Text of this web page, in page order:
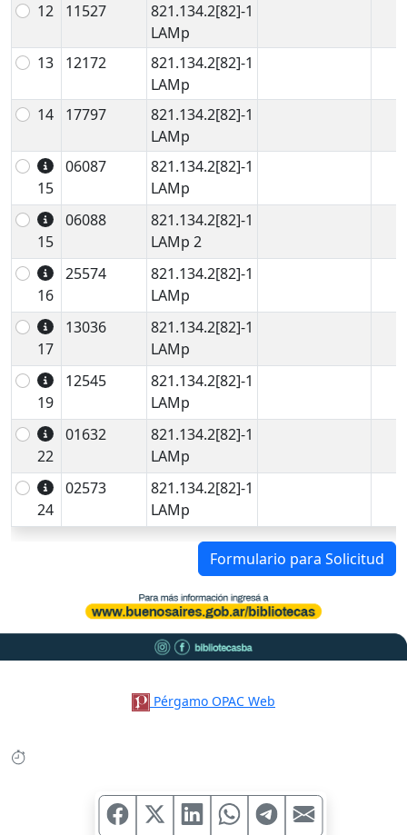
12
11527
821.134.2[82]-1
LAMp
13
12172
821.134.2[82]-1
LAMp
14
17797
821.134.2[82]-1
LAMp
15
06087
821.134.2[82]-1
LAMp
15
06088
821.134.2[82]-1
LAMp 2
16
25574
821.134.2[82]-1
LAMp
17
13036
821.134.2[82]-1
LAMp
19
12545
821.134.2[82]-1
LAMp
22
01632
821.134.2[82]-1
LAMp
24
02573
821.134.2[82]-1
LAMp
Formulario para Solicitud
Pérgamo OPAC Web